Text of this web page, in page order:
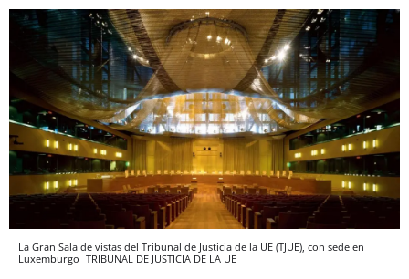
La Gran Sala de vistas del Tribunal de Justicia de la UE (TJUE), con sede en
Luxemburgo TRIBUNAL DE JUSTICIA DE LA UE